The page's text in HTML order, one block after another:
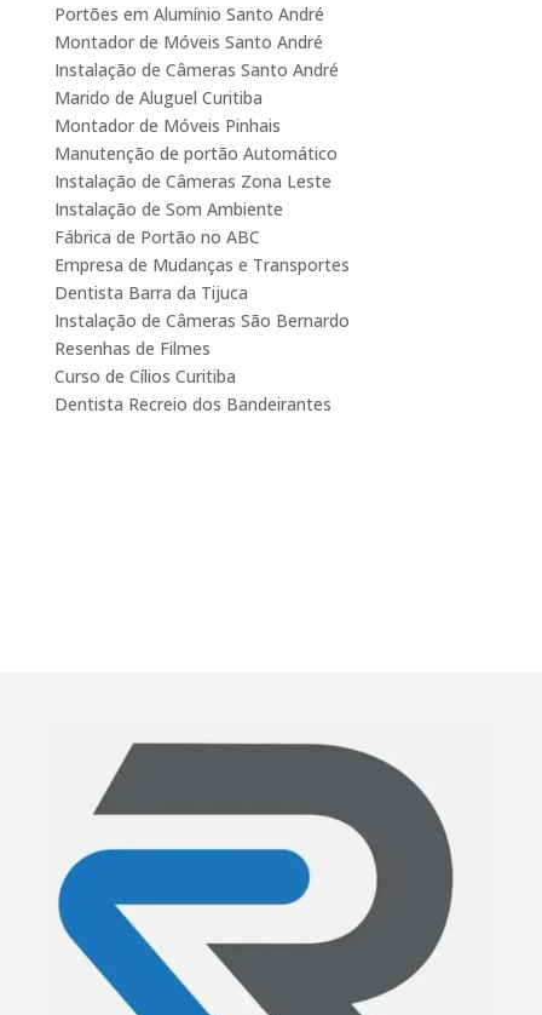
Portões em Alumínio Santo André
Montador de Móveis Santo André
Instalação de Câmeras Santo André
Marido de Aluguel Curitiba
Montador de Móveis Pinhais
Manutenção de portão Automático
Instalação de Câmeras Zona Leste
Instalação de Som Ambiente
Fábrica de Portão no ABC
Empresa de Mudanças e Transportes
Dentista Barra da Tijuca
Instalação de Câmeras São Bernardo
Resenhas de Filmes
Curso de Cílios Curitiba
Dentista Recreio dos Bandeirantes